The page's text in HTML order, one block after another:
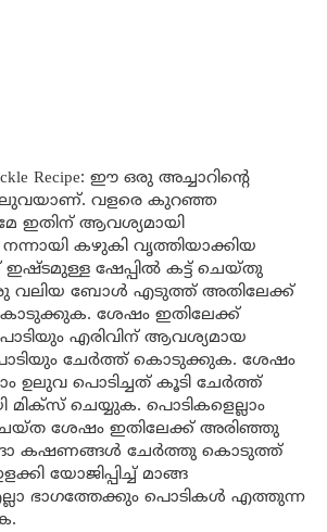
Recipe: ഈ ഒരു അച്ചാറിന്റെ
വളരെ കുറഞ്ഞ
ഇതിന് ആവശ്യമായി
നന്നായി കഴുകി വൃത്തിയാക്കിയ
ഷേപ്പിൽ കട്ട് ചെയ്തു
വലിയ ബോൾ എടുത്ത് അതിലേക്ക്
ശേഷം ഇതിലേക്ക്
എരിവിന് ആവശ്യമായ
ചേർത്ത് കൊടുക്കുക. ശേഷം
ഉലുവ പൊടിച്ചത് കൂടി ചേർത്ത്
ചെയ്യുക. പൊടികളെല്ലാം
ശേഷം ഇതിലേക്ക് അരിഞ്ഞു
കഷണങ്ങൾ ചേർത്തു കൊടുത്ത്
യോജിപ്പിച്ച് മാങ്ങ
ഭാഗത്തേക്കും പൊടികൾ എത്തുന്ന